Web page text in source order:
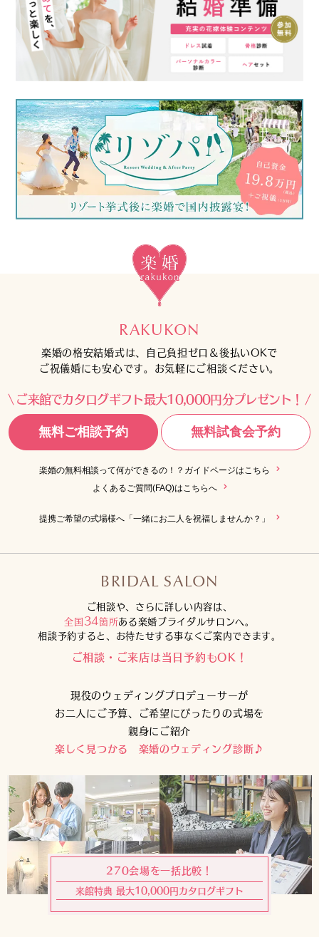
RAKUKON
楽婚の格安結婚式は、自己負担ゼロ＆後払いOKで
ご祝儀婚にも安心です。お気軽にご相談ください。
ご来館でカタログギフト最大10,000円分プレゼント！
無料ご相談予約 無料試食会予約
楽婚の無料相談って何ができるの！？ガイドページはこちら
よくあるご質問(FAQ)はこちらへ
提携ご希望の式場様へ「一緒にお二人を祝福しませんか？」
BRIDAL SALON
ご相談や、さらに詳しい内容は、
全国34箇所ある楽婚ブライダルサロンへ。
相談予約すると、お待たせする事なくご案内できます。
ご相談・ご来店は当日予約もOK！
現役のウェディングプロデューサーが
お二人にご予算、ご希望にぴったりの式場を
親身にご紹介
楽しく見つかる 楽婚のウェディング診断♪
270会場を一括比較！
来館特典 最大10,000円カタログギフト